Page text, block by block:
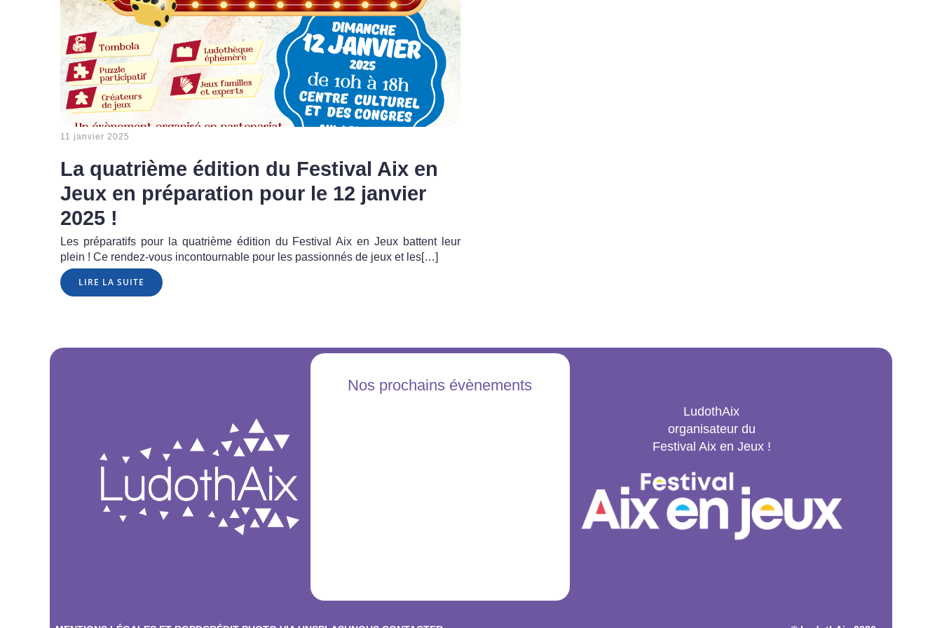
11 janvier 2025
La quatrième édition du Festival Aix en
Jeux en préparation pour le 12 janvier
2025 !
Les préparatifs pour la quatrième édition du Festival Aix en Jeux battent leur
plein ! Ce rendez-vous incontournable pour les passionnés de jeux et les[…]
LIRE LA SUITE
Nos prochains évènements
LudothAix
organisateur du
Festival Aix en Jeux !